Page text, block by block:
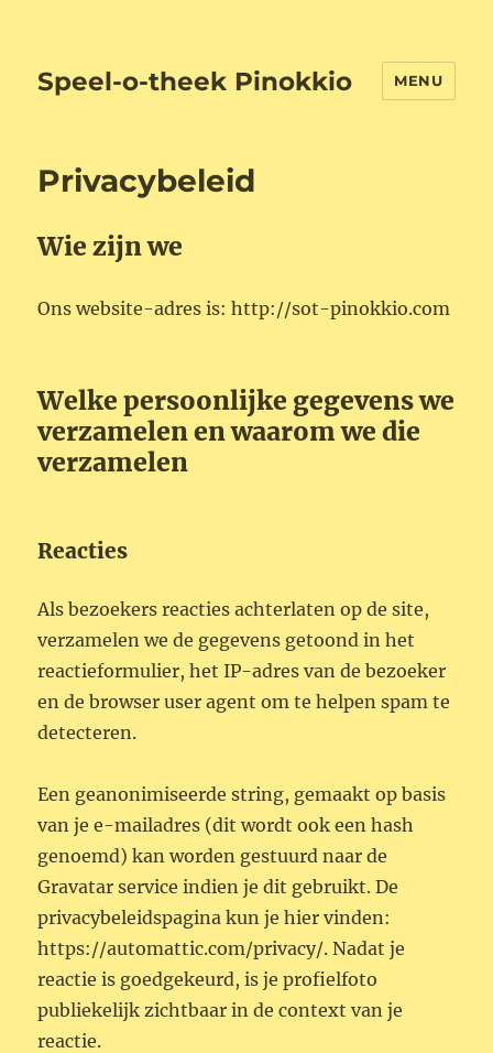
Speel-o-theek Pinokkio MENU
Privacybeleid
Wie zijn we
Ons website-adres is: http://sot-pinokkio.com
Welke persoonlijke gegevens we
verzamelen en waarom we die
verzamelen
Reacties
Als bezoekers reacties achterlaten op de site,
verzamelen we de gegevens getoond in het
reactieformulier, het IP-adres van de bezoeker
en de browser user agent om te helpen spam te
detecteren.
Een geanonimiseerde string, gemaakt op basis
van je e-mailadres (dit wordt ook een hash
genoemd) kan worden gestuurd naar de
Gravatar service indien je dit gebruikt. De
privacybeleidspagina kun je hier vinden:
https://automattic.com/privacy/. Nadat je
reactie is goedgekeurd, is je profielfoto
publiekelijk zichtbaar in de context van je
reactie.